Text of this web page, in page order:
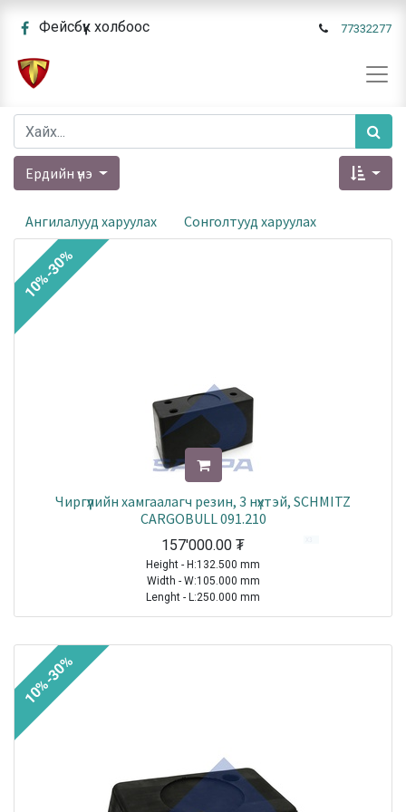
Фейсбүүк холбоос 77332277
Ердийн үнэ
Ангилалууд харуулах Сонголтууд харуулах
Чиргүүлийн хамгаалагч резин, 3 нүхтэй, SCHMITZ
CARGOBULL 091.210
157'000.00 ₮
Height - H:132.500 mm
Width - W:105.000 mm
Lenght - L:250.000 mm
Hole Diameter (min.) - HDMi:12.000 mm
TRAILER|SCHMITZ CARGOBULL|All Models|1970-2021
10%-30%
10%-30%